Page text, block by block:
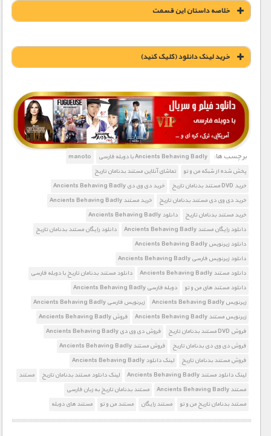
خلاصه داستان این قسمت
خريد لينک دانلود (کليک کنيد)
1900 تومان – خريد لينک دانلود (افزودن به سبد خريد)
برچسب ها: Ancients Behaving Badly با دوبله فارسی
manoto
پخش شده از شبکه من و تو
تماشای آنلاین مستند بدنامان تاریخ
خرید DVD مستند بدنامان تاریخ
خرید دی وی دی Ancients Behaving Badly
خرید دی وی دی مستند بدنامان تاریخ
خرید مستند Ancients Behaving Badly
خرید مستند بدنامان تاریخ
دانلود Ancients Behaving Badly
دانلود رایگان مستند Ancients Behaving Badly
دانلود رایگان مستند بدنامان تاریخ
دانلود زیرنویس Ancients Behaving Badly
دانلود زیرنویس فارسی Ancients Behaving Badly
دانلود مستند Ancients Behaving Badly
دانلود مستند بدنامان تاریخ با دوبله فارسی
دانلود مستند های من و تو
دوبله فارسی Ancients Behaving Badly
زیرنویس Ancients Behaving Badly
زیرنویس فارسی Ancients Behaving Badly
زیرنویس مستند Ancients Behaving Badly
فروش Ancients Behaving Badly
فروش DVD مستند بدنامان تاریخ
فروش دی وی دی Ancients Behaving Badly
فروش دی وی دی بدنامان تاریخ
فروش مستند Ancients Behaving Badly
فروش مستند بدنامان تاریخ
لینک دانلود Ancients Behaving Badly
لینک دانلود مستند Ancients Behaving Badly
لینک دانلود مستند بدنامان تاریخ
مستند
مستند Ancients Behaving Badly
مستند بدنامان تاریخ به زبان فارسی
مستند بدنامان تاریخ من و تو
مستند رایگان مستند من و تو مستند های دوبله